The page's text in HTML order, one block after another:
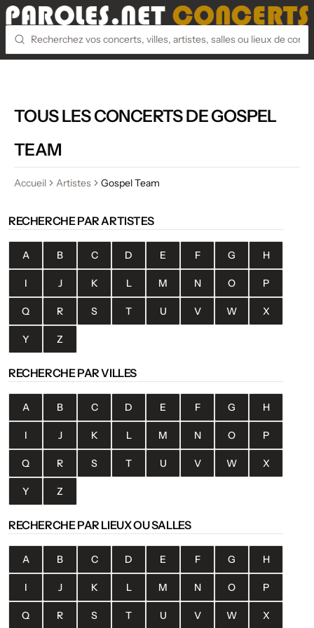
TOUS LES CONCERTS DE GOSPEL
TEAM
Accueil Artistes Gospel Team
RECHERCHE PAR ARTISTES
A B C D E F G H
I J K L M N O P
Q R S T U V W X
Y Z
RECHERCHE PAR VILLES
A B C D E F G H
I J K L M N O P
Q R S T U V W X
Y Z
RECHERCHE PAR LIEUX OU SALLES
A B C D E F G H
I J K L M N O P
Q R S T U V W X